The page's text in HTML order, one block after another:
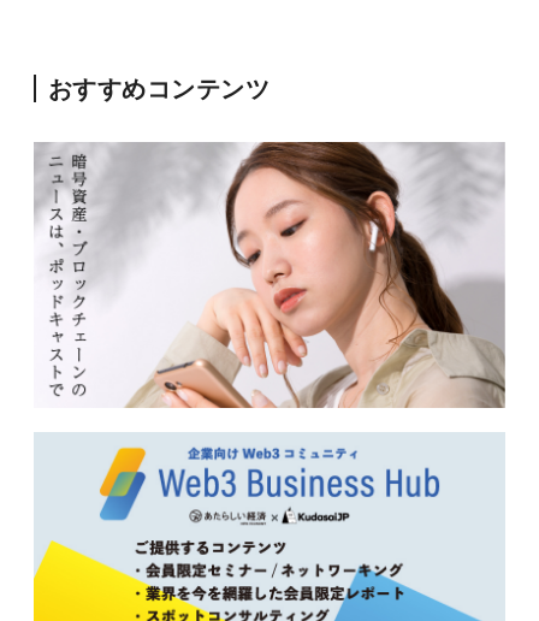
おすすめコンテンツ